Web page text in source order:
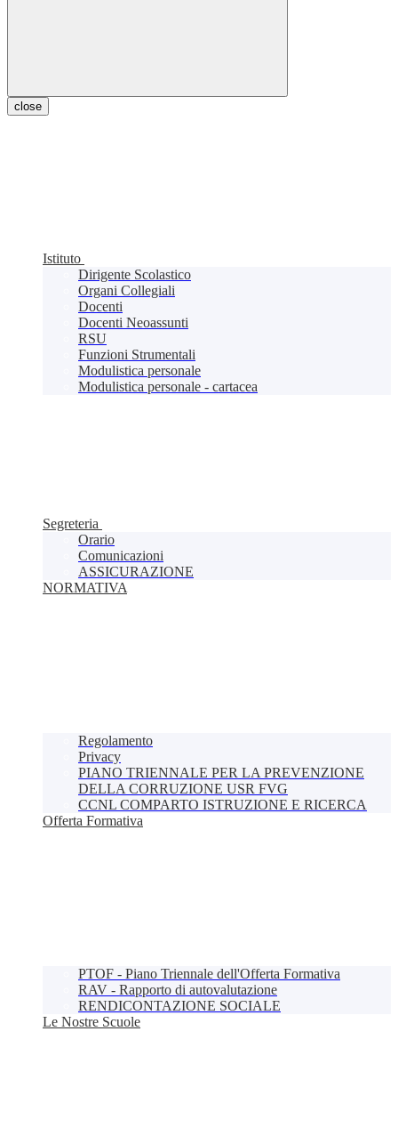
close
Istituto
Dirigente Scolastico
Organi Collegiali
Docenti
Docenti Neoassunti
RSU
Funzioni Strumentali
Modulistica personale
Modulistica personale - cartacea
Segreteria
Orario
Comunicazioni
ASSICURAZIONE
NORMATIVA
Regolamento
Privacy
PIANO TRIENNALE PER LA PREVENZIONE
DELLA CORRUZIONE USR FVG
CCNL COMPARTO ISTRUZIONE E RICERCA
Offerta Formativa
PTOF - Piano Triennale dell'Offerta Formativa
RAV - Rapporto di autovalutazione
RENDICONTAZIONE SOCIALE
Le Nostre Scuole